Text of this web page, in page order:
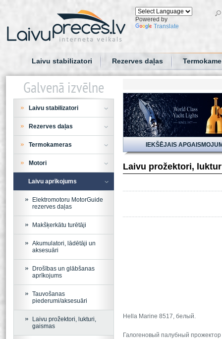
Powered by
Translate
Laivu stabilizatori Rezerves daļas
IEKŠĒJAIS
Laivu prožektori,
Hella Marine 8517, белый.
Галогеновый палубный
Galvenā izvēlne
Laivu stabilizatori
Rezerves daļas
Termokameras
Motori
Laivu aprīkojums
Elektromotoru MotorGuide
rezerves daļas
Makšķerkātu turētāji
Akumulatori, lādētāji un
aksesuāri
Drošības un glābšanas
aprīkojums
Tauvošanas
piederumi/aksesuāri
Laivu prožektori, lukturi,
gaismas